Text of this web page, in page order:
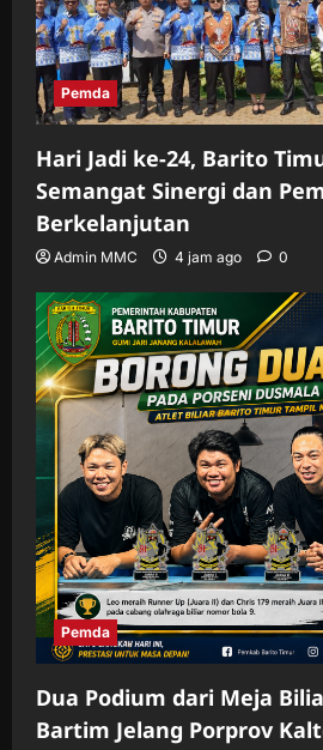
Pemda
Hari Jadi ke-24, Barito
Semangat Sinergi dan
Berkelanjutan
Admin MMC 4 jam ago 0
Pemda
Dua Podium dari Meja
Bartim Jelang Porprov